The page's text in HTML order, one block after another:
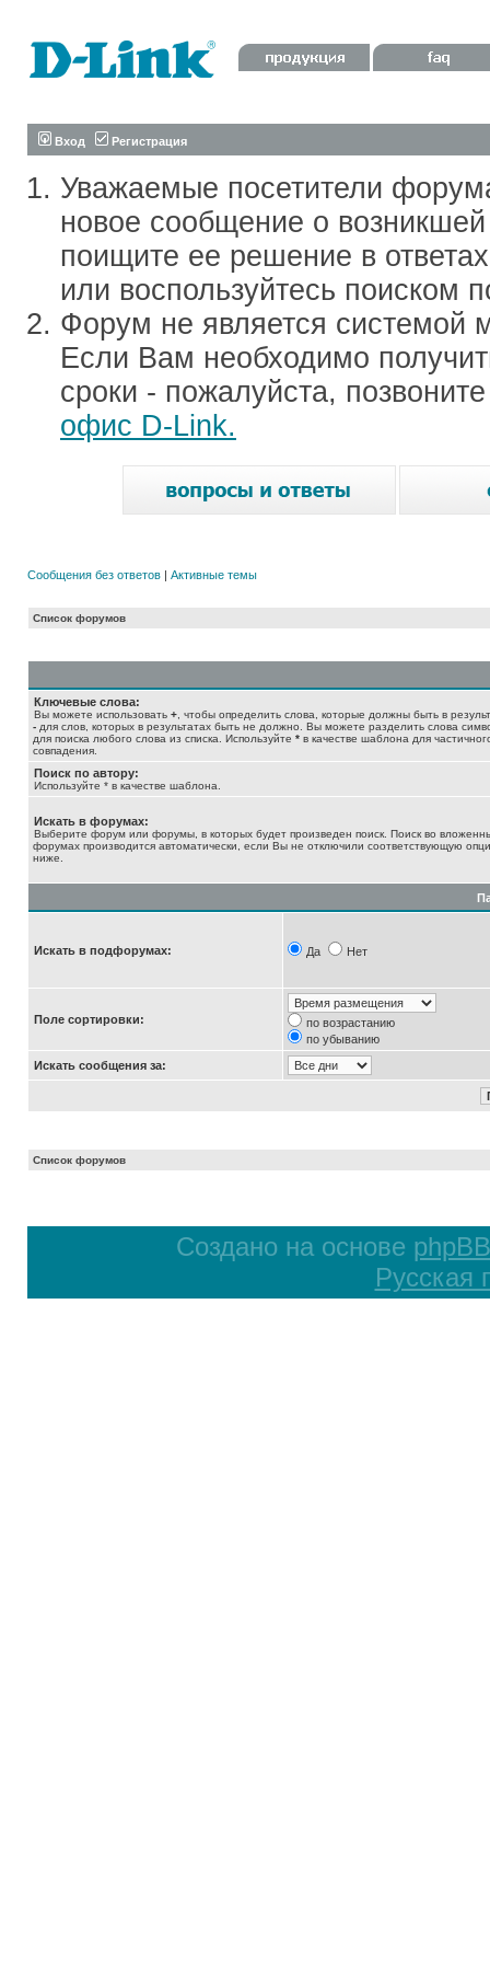
Вход Регистрация
Уважаемые посетители
новое сообщение о
поищите ее решение в
или воспользуйтесь поиском
Форум не является системой
Если Вам необходимо
сроки - пожалуйста,
офис D-Link.
Сообщения без ответов | Активные темы
Список форумов
Ключевые слова:
Вы можете использовать + , чтобы определить слова, которые должны быть в
- для слов, которых в результатах быть не должно. Вы можете разделить слова
для поиска любого слова из списка. Используйте * в качестве шаблона для
совпадения.
Поиск по автору:
Используйте * в качестве шаблона.
Искать в форумах:
Выберите форум или форумы, в которых будет произведен поиск. Поиск во
форумах производится автоматически, если Вы не отключили соответствующую
ниже.
Искать в подфорумах: Да Нет
Поле сортировки:
по возрастанию
по убыванию
Искать сообщения за:
Список форумов
Создано на основе phpBB
Русская